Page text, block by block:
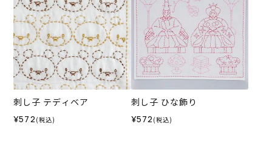
刺し子 テディベア
¥572 (税込)
刺し子 ひな飾り
¥572 (税込)